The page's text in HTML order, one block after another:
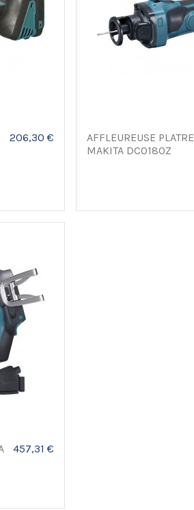
206,30 €
AFFLEUREUSE PLATRE
MAKITA DCO180Z
457,31 €